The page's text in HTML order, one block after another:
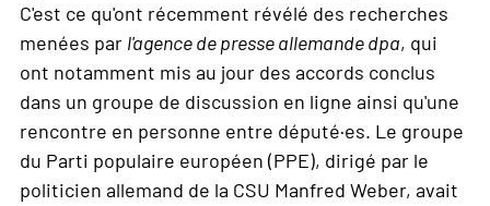
C'est ce qu'ont récemment révélé des recherches
menées par l'agence de presse allemande dpa, qui
ont notamment mis au jour des accords conclus
dans un groupe de discussion en ligne ainsi qu'une
rencontre en personne entre député·es. Le groupe
du Parti populaire européen (PPE), dirigé par le
politicien allemand de la CSU Manfred Weber, avait